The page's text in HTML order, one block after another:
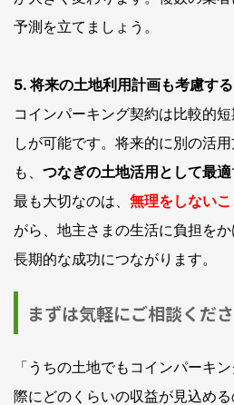
予測を立てましょう。
5. 将来の土地利用計画も考慮する
コインパーキング契約は比較的
しが可能です。将来的に別の活
も、 つなぎの土地活用として最適
最も大切なのは、 無理をしないこ
がら、地主さまの生活に負担を
長期的な成功につながります。
まずは気軽にご相談くだ
「うちの土地でもコインパーキ
際にどのくらいの収益が見込め